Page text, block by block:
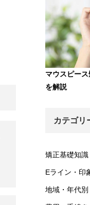
マウスピー
を解説
カテゴリ
矯正基礎知識
Eライン・印
地域・年代別